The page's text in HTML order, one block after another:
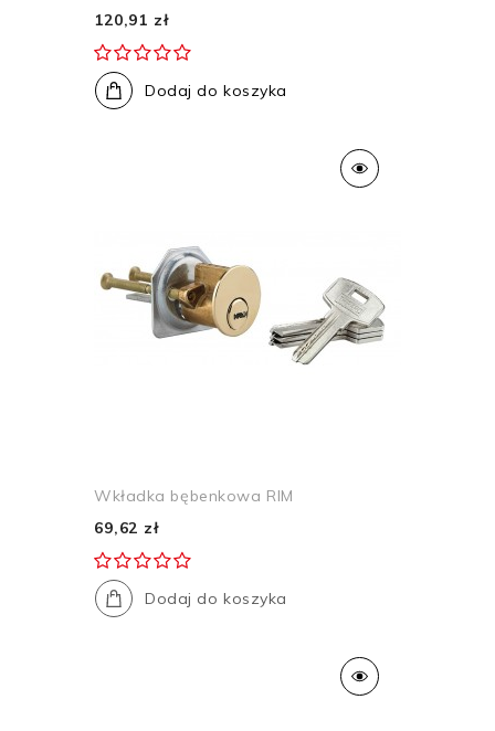
120,91 zł
Dodaj do koszyka
Wkładka bębenkowa RIM
69,62 zł
Dodaj do koszyka